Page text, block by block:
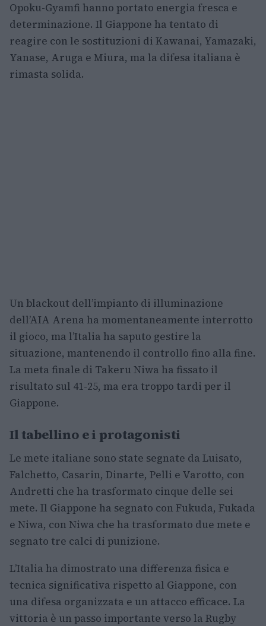
Opoku-Gyamfi hanno portato energia fresca e
determinazione. Il Giappone ha tentato di
reagire con le sostituzioni di Kawanai, Yamazaki,
Yanase, Aruga e Miura, ma la difesa italiana è
rimasta solida.
Un blackout dell’impianto di illuminazione
dell’AIA Arena ha momentaneamente interrotto
il gioco, ma l’Italia ha saputo gestire la
situazione, mantenendo il controllo fino alla fine.
La meta finale di Takeru Niwa ha fissato il
risultato sul 41-25, ma era troppo tardi per il
Giappone.
Il tabellino e i protagonisti
Le mete italiane sono state segnate da Luisato,
Falchetto, Casarin, Dinarte, Pelli e Varotto, con
Andretti che ha trasformato cinque delle sei
mete. Il Giappone ha segnato con Fukuda, Fukada
e Niwa, con Niwa che ha trasformato due mete e
segnato tre calci di punizione.
L’Italia ha dimostrato una differenza fisica e
tecnica significativa rispetto al Giappone, con
una difesa organizzata e un attacco efficace. La
vittoria è un passo importante verso la Rugby